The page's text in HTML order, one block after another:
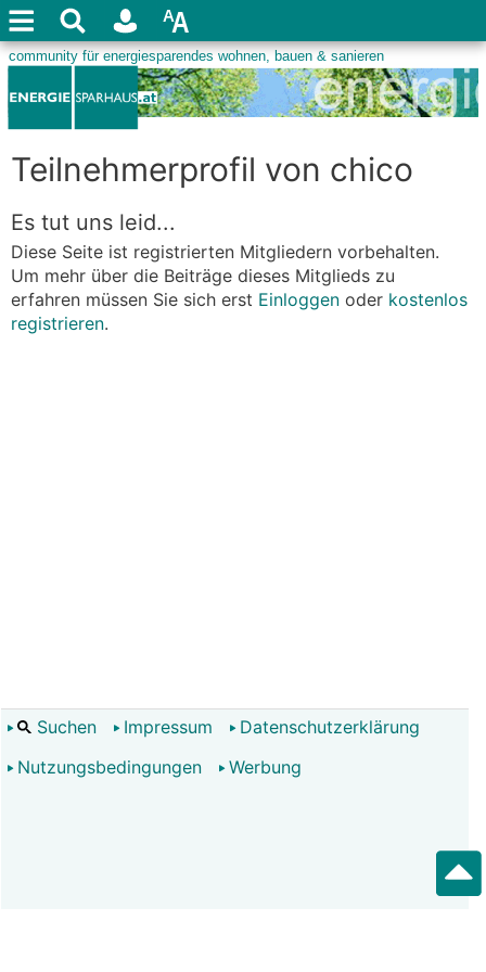
Teilnehmerprofil von chico
Es tut uns leid...
Diese Seite ist registrierten Mitgliedern vorbehalten.
Um mehr über die Beiträge dieses Mitglieds zu
erfahren müssen Sie sich erst Einloggen oder kostenlos
registrieren.
Suchen Impressum
Datenschutzerklärung
Nutzungsbedingungen
Werbung